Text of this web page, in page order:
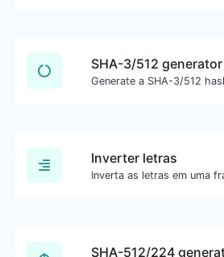
SHA-3/512 generator
Inverter letras
SHA-512/224